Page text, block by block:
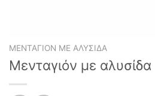
ΜΕΝΤΑΓΙΌΝ ΜΕ ΑΛΥΣΊΔΑ
Μενταγιόν με αλυσίδα